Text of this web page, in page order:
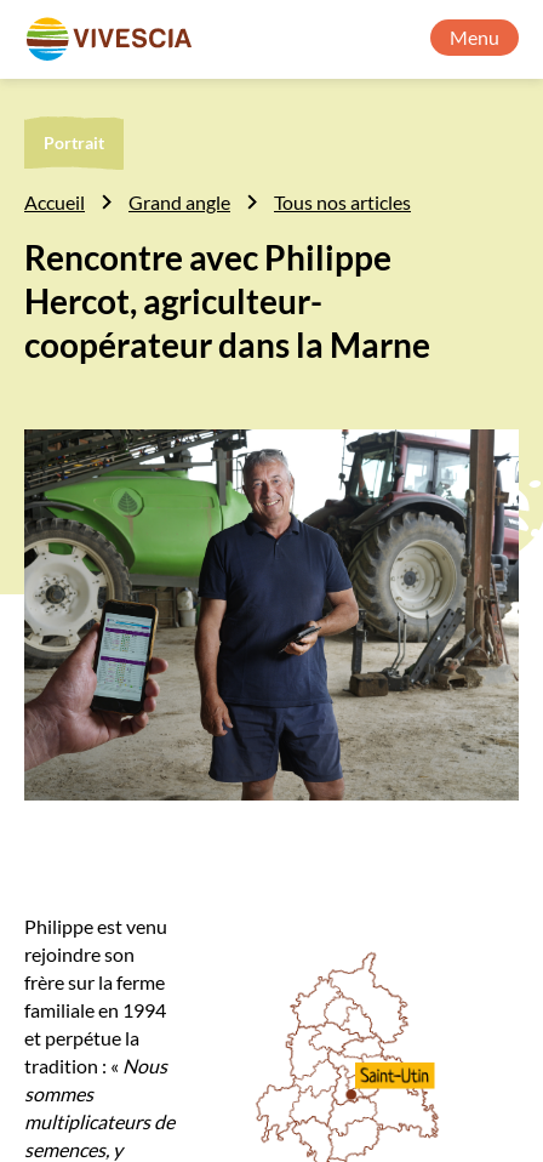
Menu
Portrait
Accueil Grand angle Tous nos articles
Rencontre avec Philippe
Hercot, agriculteur-
coopérateur dans la Marne
Philippe est venu
rejoindre son
frère sur la ferme
familiale en 1994
et perpétue la
tradition : « Nous
sommes
multiplicateurs de
semences, y